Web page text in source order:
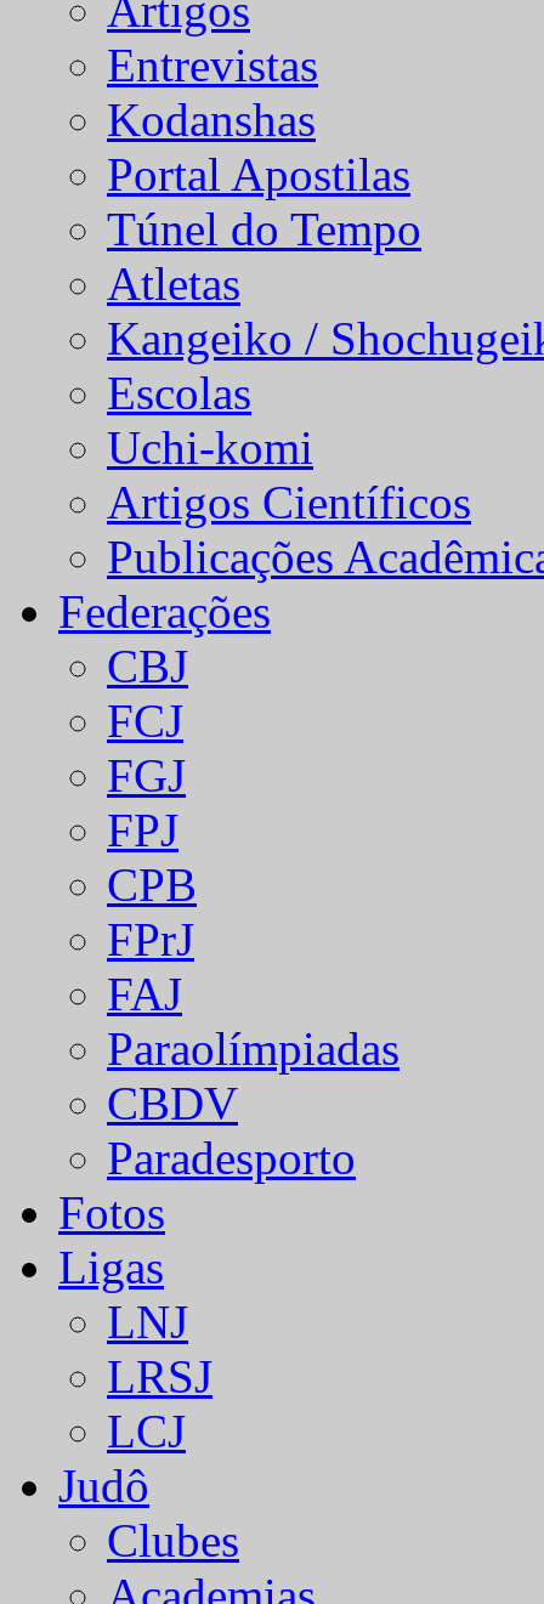
Entrevistas
Kodanshas
Portal Apostilas
Túnel do Tempo
Atletas
Kangeiko /
Escolas
Uchi-komi
Artigos Científicos
Publicações
Federações
CBJ
FCJ
FGJ
FPJ
CPB
FPrJ
FAJ
Paraolímpiadas
CBDV
Paradesporto
Fotos
Ligas
LNJ
LRSJ
LCJ
Judô
Clubes